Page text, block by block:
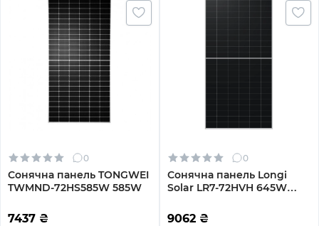
0
Сонячна панель TONGWEI
TWMND-72HS585W 585W
7437 ₴
0
Сонячна панель Longi
Solar LR7-72HVH 645W
9062 ₴